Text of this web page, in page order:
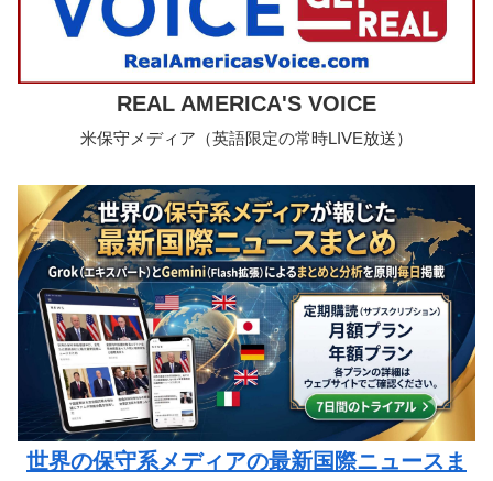
REAL AMERICA'S VOICE
米保守メディア（英語限定の常時LIVE放送）
世界の保守系メディアの最新国際ニュースま